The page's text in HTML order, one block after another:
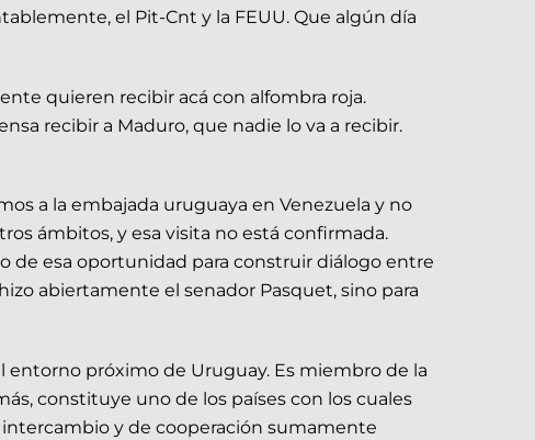
el Pit-Cnt y la FEUU. Que algún día
quieren recibir acá con alfombra roja.
recibir a Maduro, que nadie lo va a recibir.
a la embajada uruguaya en Venezuela y no
ámbitos, y esa visita no está confirmada.
de esa oportunidad para construir diálogo entre
abiertamente el senador Pasquet, sino para
entorno próximo de Uruguay. Es miembro de la
constituye uno de los países con los cuales
y de cooperación sumamente